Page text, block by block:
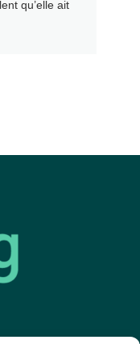
qu’elle ait